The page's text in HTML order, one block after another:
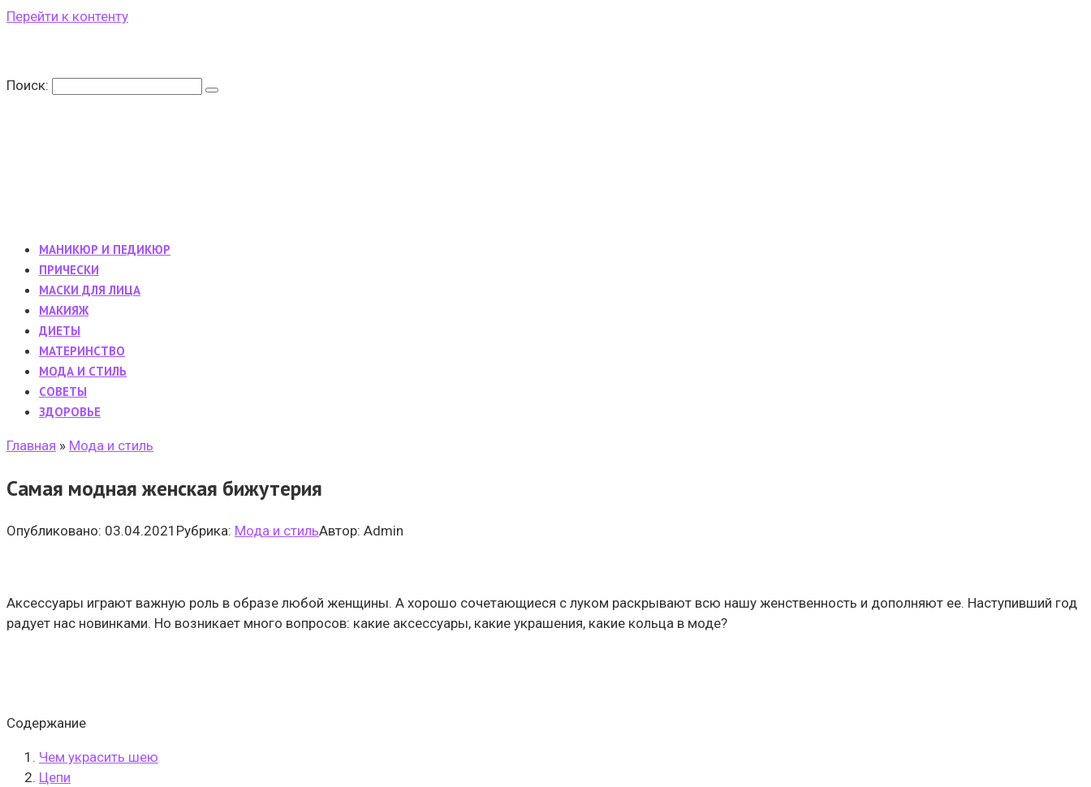
Перейти к контенту
Поиск:
МАНИКЮР И ПЕДИКЮР
ПРИЧЕСКИ
МАСКИ ДЛЯ ЛИЦА
МАКИЯЖ
ДИЕТЫ
МАТЕРИНСТВО
МОДА И СТИЛЬ
CОВЕТЫ
ЗДОРОВЬЕ
Главная » Мода и стиль
Самая модная женская бижутерия
Опубликовано: 03.04.2021 Рубрика: Мода и стильАвтор: Admin
Аксессуары играют важную роль в образе любой женщины. А хорошо сочетающиеся с луком раскрывают всю нашу женственность и дополняют ее. Наступивший год
радует нас новинками. Но возникает много вопросов: какие аксессуары, какие украшения, какие кольца в моде?
Содержание
Чем украсить шею
Цепи